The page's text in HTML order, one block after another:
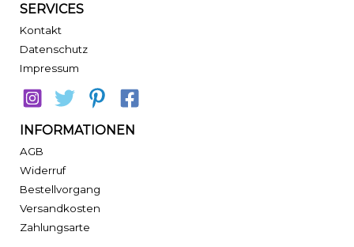
SERVICES
Kontakt
Datenschutz
Impressum
INFORMATIONEN
AGB
Widerruf
Bestellvorgang
Versandkosten
Zahlungsarte